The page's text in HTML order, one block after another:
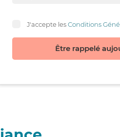
J'accepte lesConditions
Être rappelé